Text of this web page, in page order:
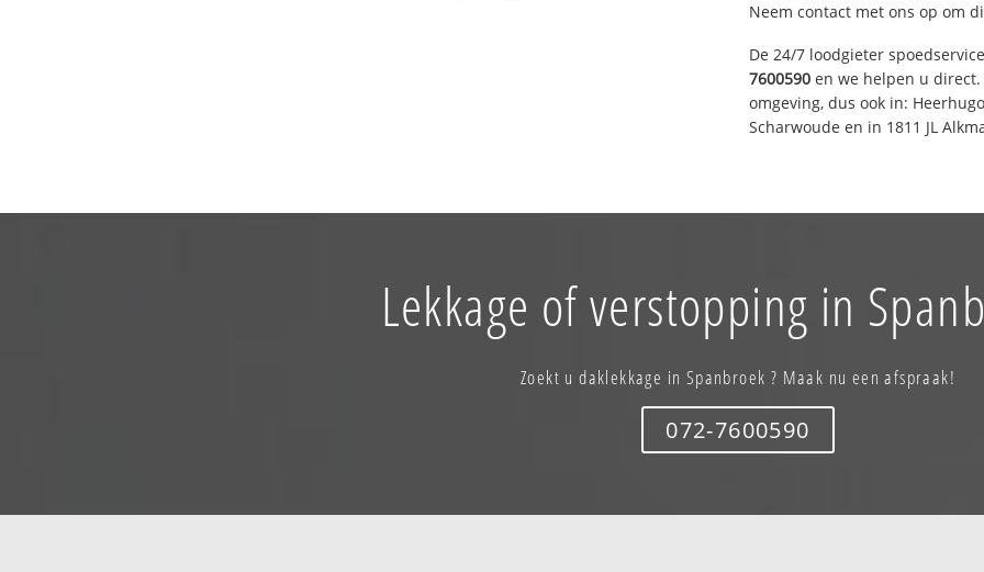
Neem contact met ons op om
De 24/7 loodgieter
7600590 en we helpen u
omgeving, dus ook in:
Scharwoude en in 1811 JL
Lekkage of verstopping in
Zoekt u daklekkage in Spanbroek ? Maak nu een afspraak!
072-7600590